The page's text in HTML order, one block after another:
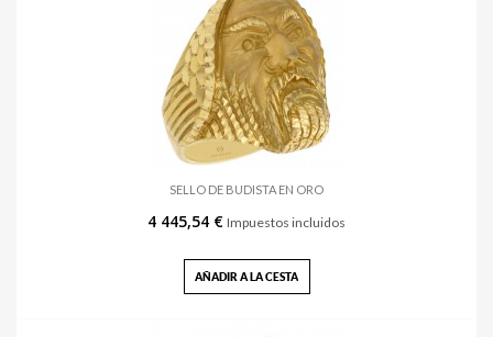
SELLO DE BUDISTA EN ORO
4 445,54 € Impuestos incluidos
AÑADIR A LA CESTA